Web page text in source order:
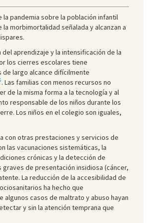
pandemia sobre la población infantil
la morbimortalidad señalada y alcanzan a
del aprendizaje y la intensificación de la
los cierres escolares tiene
de largo alcance difícilmente
. Las familias con menos recursos no
de la misma forma a la tecnología y al
responsable de los niños durante los
Los niños en el colegio son iguales,
con otras prestaciones y servicios de
las vacunaciones sistemáticas, la
crónicas y la detección de
de presentación insidiosa (cáncer,
La reducción de la accesibilidad de
ha hecho que
algunos casos de maltrato y abuso hayan
y sin la atención temprana que